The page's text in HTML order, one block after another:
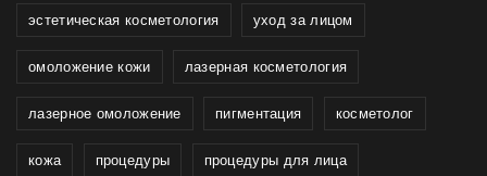
эстетическая косметология уход за лицом
омоложение кожи лазерная косметология
лазерное омоложение пигментация косметолог
кожа процедуры процедуры для лица